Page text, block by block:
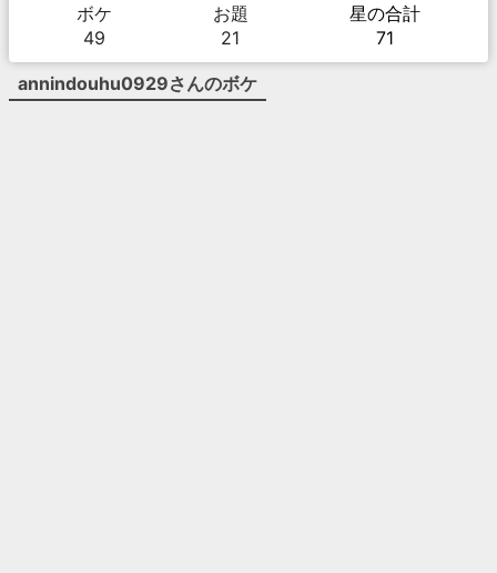
ボケ
49
お題
21
星の合計
71
annindouhu0929さんのボケ